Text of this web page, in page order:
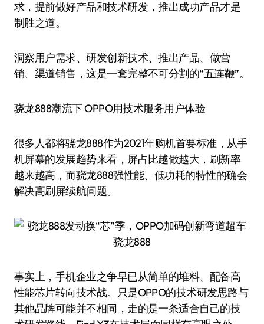
求，提前做好产品和技术研发，推出成功产品才是
制胜之道。
洞察用户需求、研发创新技术、推出产品、做营
销、渠道销售，这是一套完整不可分割的“五连鞭”。
骁龙888潮流下 OPPO用技术服务用户体验
很多人都将骁龙888作为2021年购机首要标准，从手
机屏幕的发展趋势来看，屏占比越做越大，刷新率
越来越高，而骁龙888强性能、低功耗的特性的确会
解决高刷屏续航问题。
骁龙888
事实上，手机企业之争早已从简单的堆料、配备高
性能芯片转向技术战。只是OPPO的技术研发思路与
其他品牌可能并不相同，走的是一条适合自己的技